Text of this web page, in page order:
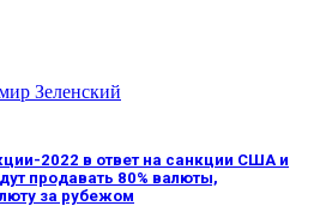
Зеленский
2022 в ответ на санкции США и
продавать 80% валюты,
за рубежом